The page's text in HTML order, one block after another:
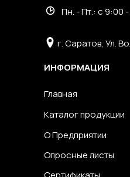
г. Саратов, Ул.
Главная
Каталог продукции
О Предприятии
Опросные листы
Пн. - Пт.: с 9:00
ИНФОРМАЦИЯ